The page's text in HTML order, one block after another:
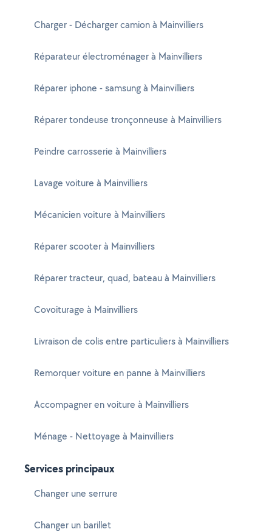
Charger - Décharger camion à Mainvilliers
Réparateur électroménager à Mainvilliers
Réparer iphone - samsung à Mainvilliers
Réparer tondeuse tronçonneuse à Mainvilliers
Peindre carrosserie à Mainvilliers
Lavage voiture à Mainvilliers
Mécanicien voiture à Mainvilliers
Réparer scooter à Mainvilliers
Réparer tracteur, quad, bateau à Mainvilliers
Covoiturage à Mainvilliers
Livraison de colis entre particuliers à Mainvilliers
Remorquer voiture en panne à Mainvilliers
Accompagner en voiture à Mainvilliers
Ménage - Nettoyage à Mainvilliers
Services principaux
Changer une serrure
Changer un barillet